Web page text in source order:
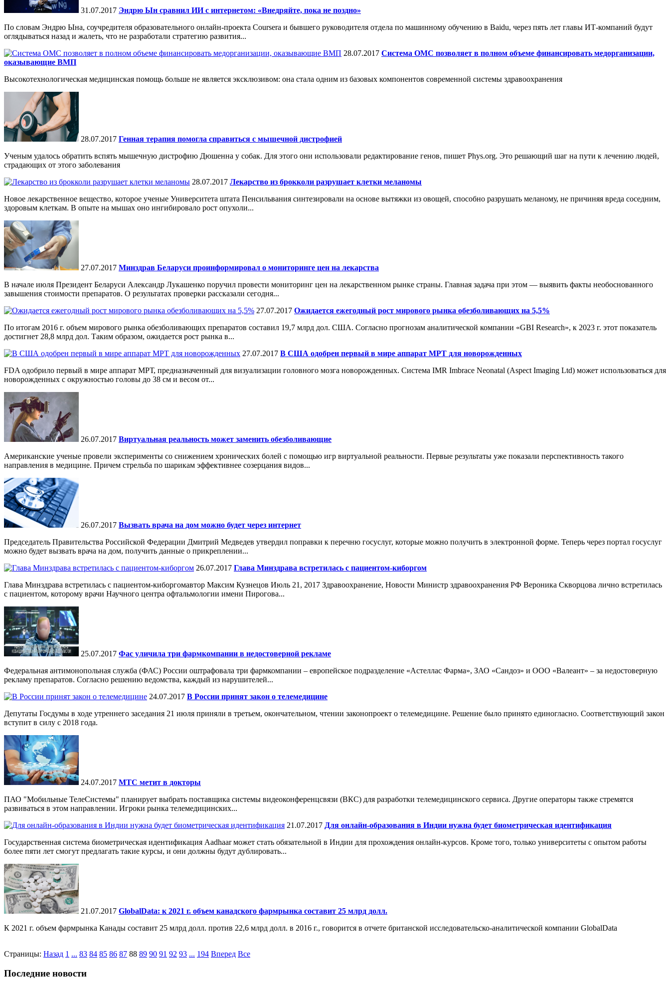
31.07.2017 Эндрю Ын сравнил ИИ с интернетом: «Внедряйте, пока не поздно»
По словам Эндрю Ына, соучредителя образовательного онлайн-проекта Coursera и бывшего руководителя отдела по машинному обучению в Baidu, через пять лет главы ИТ-компаний будут
оглядываться назад и жалеть, что не разработали стратегию развития...
28.07.2017 Система ОМС позволяет в полном объеме финансировать медорганизации,
оказывающие ВМП
Высокотехнологическая медицинская помощь больше не является эксклюзивом: она стала одним из базовых компонентов современной системы здравоохранения
28.07.2017 Генная терапия помогла справиться с мышечной дистрофией
Ученым удалось обратить вспять мышечную дистрофию Дюшенна у собак. Для этого они использовали редактирование генов, пишет Phys.org. Это решающий шаг на пути к лечению людей,
страдающих от этого заболевания
28.07.2017 Лекарство из брокколи разрушает клетки меланомы
Новое лекарственное вещество, которое ученые Университета штата Пенсильвания синтезировали на основе вытяжки из овощей, способно разрушать меланому, не причиняя вреда соседним,
здоровым клеткам. В опыте на мышах оно ингибировало рост опухоли...
27.07.2017 Минздрав Беларуси проинформировал о мониторинге цен на лекарства
В начале июля Президент Беларуси Александр Лукашенко поручил провести мониторинг цен на лекарственном рынке страны. Главная задача при этом — выявить факты необоснованного
завышения стоимости препаратов. О результатах проверки рассказали сегодня...
27.07.2017 Ожидается ежегодный рост мирового рынка обезболивающих на 5,5%
По итогам 2016 г. объем мирового рынка обезболивающих препаратов составил 19,7 млрд дол. США. Согласно прогнозам аналитической компании «GBI Research», к 2023 г. этот показатель
достигнет 28,8 млрд дол. Таким образом, ожидается рост рынка в...
27.07.2017 В США одобрен первый в мире аппарат МРТ для новорожденных
FDA одобрило первый в мире аппарат МРТ, предназначенный для визуализации головного мозга новорожденных. Система IMR Imbrace Neonatal (Aspect Imaging Ltd) может использоваться для
новорожденных с окружностью головы до 38 см и весом от...
26.07.2017 Виртуальная реальность может заменить обезболивающие
Американские ученые провели эксперименты со снижением хронических болей с помощью игр виртуальной реальности. Первые результаты уже показали перспективность такого
направления в медицине. Причем стрельба по шарикам эффективнее созерцания видов...
26.07.2017 Вызвать врача на дом можно будет через интернет
Председатель Правительства Российской Федерации Дмитрий Медведев утвердил поправки к перечню госуслуг, которые можно получить в электронной форме. Теперь через портал госуслуг
можно будет вызвать врача на дом, получить данные о прикреплении...
26.07.2017 Глава Минздрава встретилась с пациентом-киборгом
Глава Минздрава встретилась с пациентом-киборгомавтор Максим Кузнецов Июль 21, 2017 Здравоохранение, Новости Министр здравоохранения РФ Вероника Скворцова лично встретилась
с пациентом, которому врачи Научного центра офтальмологии имени Пирогова...
25.07.2017 Фас уличила три фармкомпании в недостоверной рекламе
Федеральная антимонопольная служба (ФАС) России оштрафовала три фармкомпании – европейское подразделение «Астеллас Фарма», ЗАО «Сандоз» и ООО «Валеант» – за недостоверную
рекламу препаратов. Согласно решению ведомства, каждый из нарушителей...
24.07.2017 В России принят закон о телемедицине
Депутаты Госдумы в ходе утреннего заседания 21 июля приняли в третьем, окончательном, чтении законопроект о телемедицине. Решение было принято единогласно. Соответствующий закон
вступит в силу с 2018 года.
24.07.2017 МТС метит в докторы
ПАО "Мобильные ТелеСистемы" планирует выбрать поставщика системы видеоконференцсвязи (ВКС) для разработки телемедицинского сервиса. Другие операторы также стремятся
развиваться в этом направлении. Игроки рынка телемедицинских...
21.07.2017 Для онлайн-образования в Индии нужна будет биометрическая идентификация
Государственная система биометрическая идентификация Aadhaar может стать обязательной в Индии для прохождения онлайн-курсов. Кроме того, только университеты с опытом работы
более пяти лет смогут предлагать такие курсы, и они должны будут дублировать...
21.07.2017 GlobalData: к 2021 г. объем канадского фармрынка составит 25 млрд долл.
К 2021 г. объем фармрынка Канады составит 25 млрд долл. против 22,6 млрд долл. в 2016 г., говорится в отчете британской исследовательско-аналитической компании GlobalData
Страницы: Назад 1 ... 83 84 85 86 87 88 89 90 91 92 93 ... 194 Вперед Все
Последние новости